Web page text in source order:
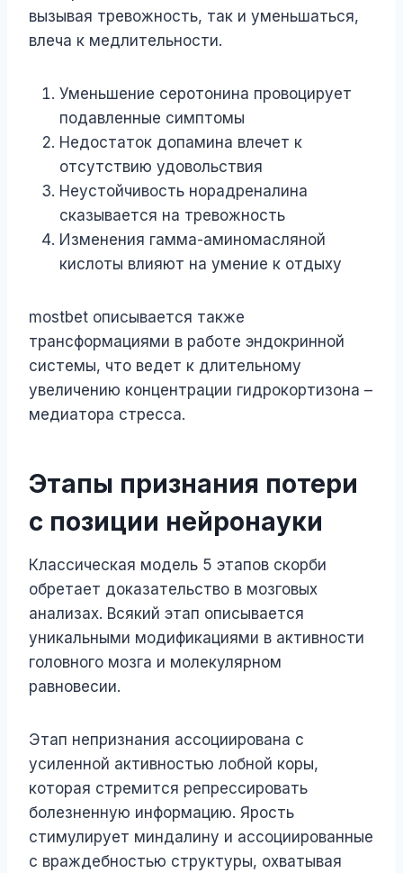
вызывая тревожность, так и уменьшаться,
влеча к медлительности.
Уменьшение серотонина провоцирует
подавленные симптомы
Недостаток допамина влечет к
отсутствию удовольствия
Неустойчивость норадреналина
сказывается на тревожность
Изменения гамма-аминомасляной
кислоты влияют на умение к отдыху
mostbet описывается также
трансформациями в работе эндокринной
системы, что ведет к длительному
увеличению концентрации гидрокортизона –
медиатора стресса.
Этапы признания потери
с позиции нейронауки
Классическая модель 5 этапов скорби
обретает доказательство в мозговых
анализах. Всякий этап описывается
уникальными модификациями в активности
головного мозга и молекулярном
равновесии.
Этап непризнания ассоциирована с
усиленной активностью лобной коры,
которая стремится репрессировать
болезненную информацию. Ярость
стимулирует миндалину и ассоциированные
с враждебностью структуры, охватывая